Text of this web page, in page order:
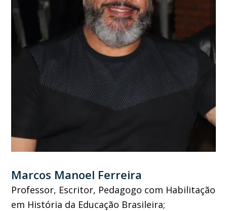
Marcos Manoel Ferreira
Professor, Escritor, Pedagogo com Habilitação
em História da Educação Brasileira;